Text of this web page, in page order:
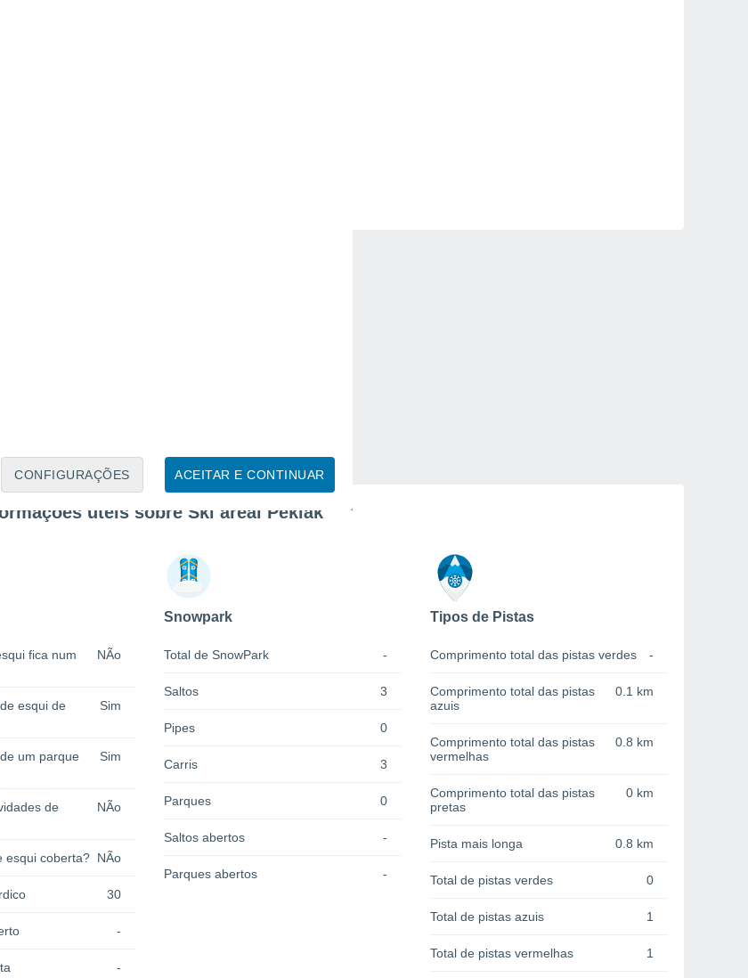
ACEITAR E CONTINUAR
CONFIGURAÇÕES
úteis sobre Ski areál Peklák
fica num
NÃo
esqui de
Sim
um parque
Sim
de
NÃo
esqui coberta? NÃo
30
-
-
Snowpark
Total de SnowPark -
Saltos 3
Pipes 0
Carris 3
Parques 0
Saltos abertos -
Parques abertos -
Tipos de Pistas
Comprimento total das pistas verdes -
Comprimento total das pistas
azuis
0.1 km
Comprimento total das pistas
vermelhas
0.8 km
Comprimento total das pistas
pretas
0 km
Pista mais longa 0.8 km
Total de pistas verdes 0
Total de pistas azuis 1
Total de pistas vermelhas 1